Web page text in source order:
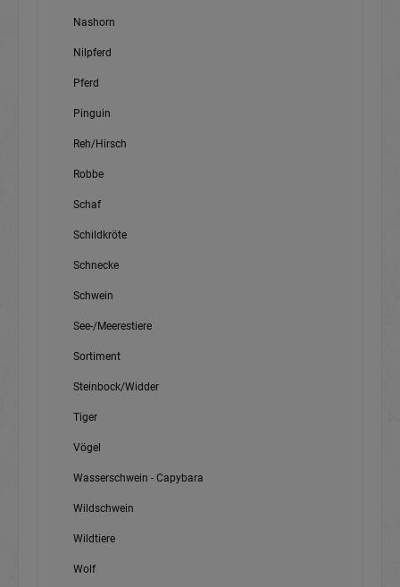
Nashorn
Nilpferd
Pferd
Pinguin
Reh/Hirsch
Robbe
Schaf
Schildkröte
Schnecke
Schwein
See-/Meerestiere
Sortiment
Steinbock/Widder
Tiger
Vögel
Wasserschwein - Capybara
Wildschwein
Wildtiere
Wolf